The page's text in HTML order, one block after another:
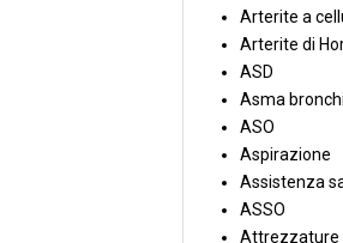
Arterite a
Arterite di
ASD
Asma
ASO
Aspirazione
Assistenza
ASSO
Attrezzature